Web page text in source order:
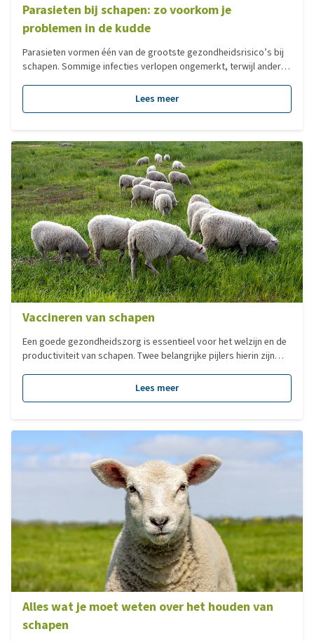
Parasieten bij schapen: zo voorkom je
problemen in de kudde
Parasieten vormen één van de grootste gezondheidsrisico’s bij
schapen. Sommige infecties verlopen ongemerkt, terwijl andere
sterfte. Een goed preventiebeleid is daarom essentieel, zeker in
de lammerperiode en tijdens het weideseizoen. In deze blog lees
Lees meer
Vaccineren van schapen
Een goede gezondheidszorg is essentieel voor het welzijn en de
productiviteit van schapen. Twee belangrijke pijlers hierin zijn
tegen welke ziekten je kunt vaccineren.
Lees meer
Alles wat je moet weten over het houden van
schapen